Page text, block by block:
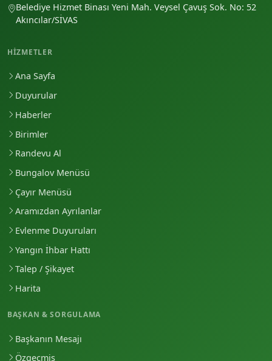
Belediye Hizmet Binası Yeni Mah. Veysel Çavuş Sok. No: 52
Akıncılar/SİVAS
HIZMETLER
Ana Sayfa
Duyurular
Haberler
Birimler
Randevu Al
Bungalov Menüsü
Çayır Menüsü
Aramızdan Ayrılanlar
Evlenme Duyuruları
Yangın İhbar Hattı
Talep / Şikayet
Harita
BAŞKAN & SORGULAMA
Başkanın Mesajı
Özgeçmiş